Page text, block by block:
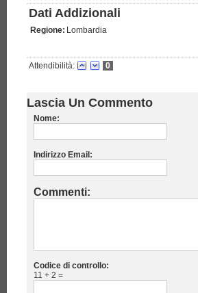
Dati Addizionali
Regione: Lombardia
Attendibilità: 0
Lascia Un Commento
Nome:
Indirizzo Email:
Commenti:
Codice di controllo:
11 + 2 =